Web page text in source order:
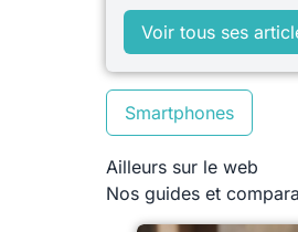
Voir tous ses
Smartphones
Ailleurs sur le web
Nos guides et